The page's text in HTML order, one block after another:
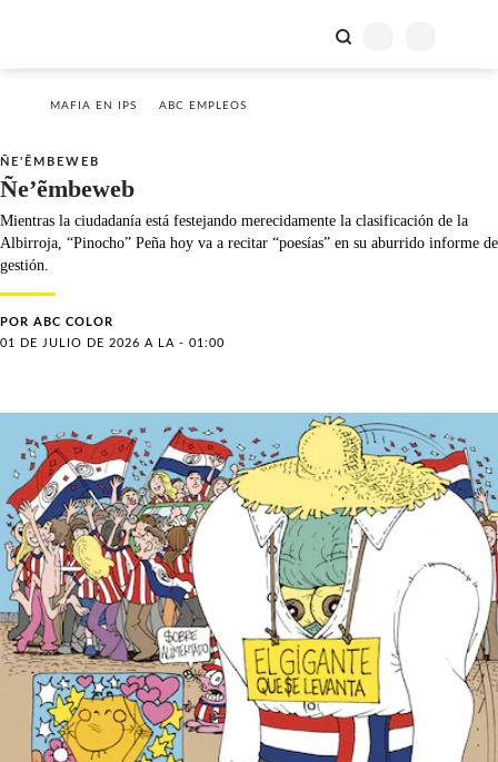
MAFIA EN IPS ABC EMPLEOS
ÑE'ẼMBEWEB
Ñe’ẽmbeweb
Mientras la ciudadanía está festejando merecidamente la clasificación de la
Albirroja, “Pinocho” Peña hoy va a recitar “poesías” en su aburrido informe de
gestión.
POR ABC COLOR
01 DE JULIO DE 2026 A LA - 01:00